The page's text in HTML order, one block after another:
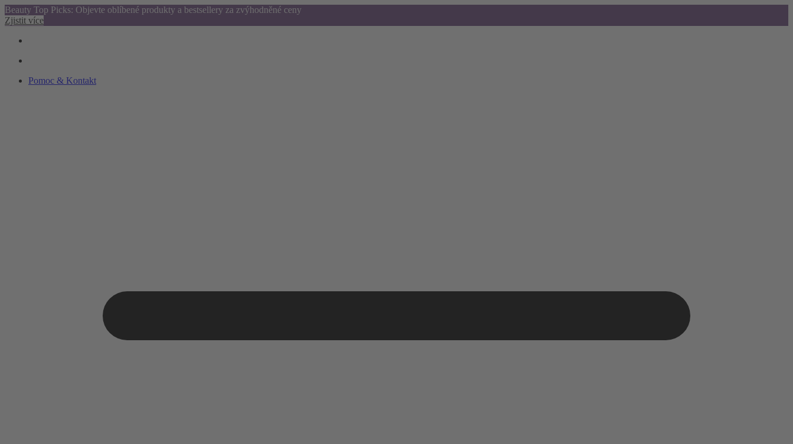
Beauty Top Picks: Objevte oblíbené produkty a bestsellery za zvýhodněné ceny
Zjistit více
Pomoc & Kontakt